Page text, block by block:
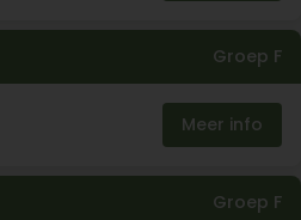
Groep F
Meer info
Groep F